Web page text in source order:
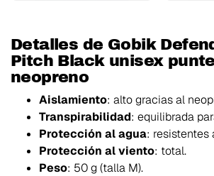
Detalles de Gobik
Pitch Black unisex
neopreno
Aislamiento: alto gracias al
Transpirabilidad: equilibrada
Protección al agua: resistentes
Protección al viento: total.
Peso: 50 g (talla M).